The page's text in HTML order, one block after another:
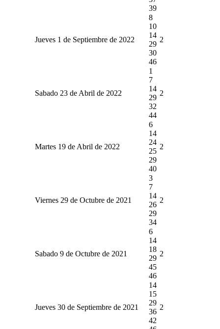
39
Jueves 1 de Septiembre de 2022
8
10
14
29
30
46
2
Sabado 23 de Abril de 2022
1
7
14
29
32
44
2
Martes 19 de Abril de 2022
6
14
24
25
29
40
2
Viernes 29 de Octubre de 2021
3
7
14
26
29
34
2
Sabado 9 de Octubre de 2021
6
14
18
29
45
46
2
Jueves 30 de Septiembre de 2021
14
15
29
36
42
2